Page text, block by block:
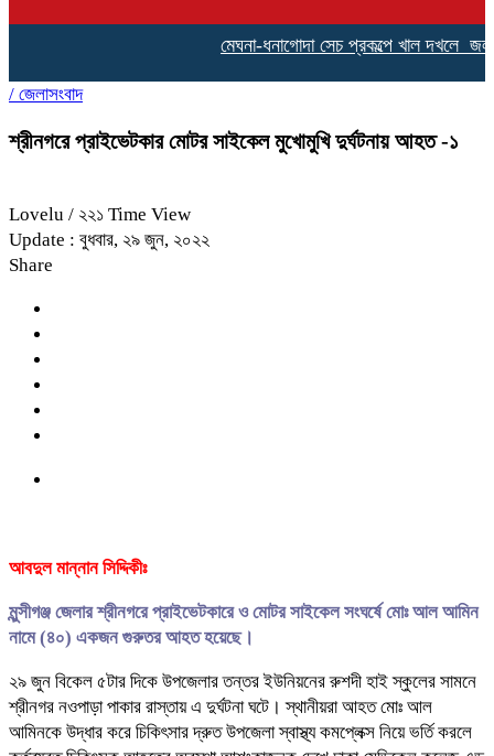
মেঘনা-ধনাগোদা সেচ প্রকল্পে খাল দখলে
/ জেলাসংবাদ
শ্রীনগরে প্রাইভেটকার মোটর সাইকেল মুখোমুখি দুর্ঘটনায় আহত -১
Lovelu / ২২১ Time View
Update : বুধবার, ২৯ জুন, ২০২২
Share
আবদুল মান্নান সিদ্দিকীঃ
মুন্সীগঞ্জ জেলার শ্রীনগরে প্রাইভেটকারে ও মোটর সাইকেল সংঘর্ষে মোঃ আল আমিন
নামে (৪০) একজন গুরুতর আহত হয়েছে।
২৯ জুন বিকেল ৫টার দিকে উপজেলার তন্তর ইউনিয়নের রুশদী হাই স্কুলের সামনে
শ্রীনগর নওপাড়া পাকার রাস্তায় এ দুর্ঘটনা ঘটে। স্থানীয়রা আহত মোঃ আল
আমিনকে উদ্ধার করে চিকিৎসার দ্রুত উপজেলা স্বাস্থ্য কমপ্লেক্স নিয়ে ভর্তি করলে